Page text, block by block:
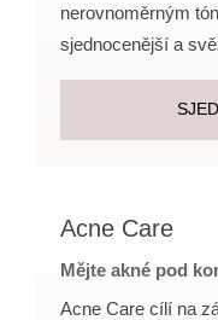
nerovnoměrným
sjednocenější a
Acne Care
Mějte akné pod
Acne Care cílí na